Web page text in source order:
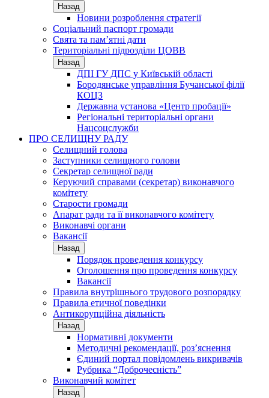
Назад
Новини розроблення стратегії
Соціальний паспорт громади
Свята та пам’ятні дати
Територіальні підрозділи ЦОВВ
Назад
ДПІ ГУ ДПС у Київській області
Бородянське управління Бучанської філії
КОЦЗ
Державна установа «Центр пробації»
Регіональні територіальні органи
Нацсоцслужби
ПРО СЕЛИЩНУ РАДУ
Селищний голова
Заступники селищного голови
Секретар селищної ради
Керуючий справами (секретар) виконавчого
комітету
Старости громади
Апарат ради та її виконавчого комітету
Виконавчі органи
Вакансії
Назад
Порядок проведення конкурсу
Оголошення про проведення конкурсу
Вакансії
Правила внутрішнього трудового розпорядку
Правила етичної поведінки
Антикорупційна діяльність
Назад
Нормативні документи
Методичні рекомендації, роз’яснення
Єдиний портал повідомлень викривачів
Рубрика “Доброчесність”
Виконавчий комітет
Назад